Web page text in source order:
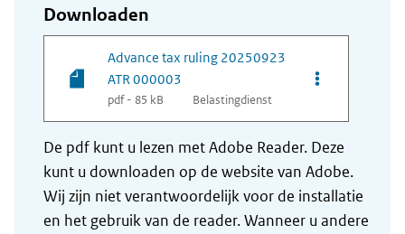
Downloaden
Advance tax ruling 20250923
ATR 000003
pdf - 85 kB Belastingdienst
Opties van
De pdf kunt u lezen met Adobe Reader. Deze
kunt u downloaden op de website van Adobe.
Wij zijn niet verantwoordelijk voor de installatie
en het gebruik van de reader. Wanneer u andere